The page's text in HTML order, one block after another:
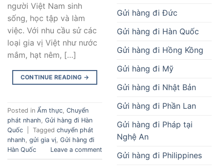
người Việt Nam sinh
sống, học tập và làm
việc. Với nhu cầu sử các
loại gia vị Việt như nước
mắm, hạt nêm, […]
CONTINUE READING →
Posted in Ẩm thực, Chuyển
phát nhanh, Gửi hàng đi Hàn
Quốc
Tagged chuyển phát
nhanh, gửi gia vị, Gửi hàng đi
Hàn Quốc
Leave a comment
Gửi hàng đi Đức
Gửi hàng đi Hàn Quốc
Gửi hàng đi Hồng Kồng
Gửi hàng đi Mỹ
Gửi hàng đi Nhật Bản
Gửi hàng đi Phần Lan
Gửi hàng đi Pháp tại
Nghệ An
Gửi hàng đi Philippines